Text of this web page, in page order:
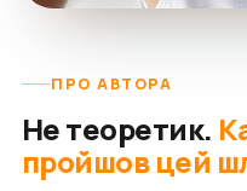
ПРО АВТОРА
Не теоретик.
пройшов цей